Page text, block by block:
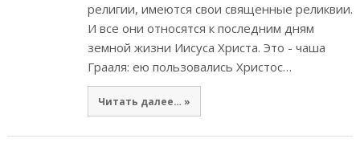
религии, имеются свои священные реликвии.
И все они относятся к последним дням
земной жизни Иисуса Христа. Это - чаша
Грааля: ею пользовались Христос…
Читать далее… »